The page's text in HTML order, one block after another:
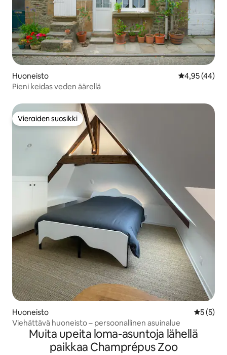
Huoneisto
4,95 (44)
Pieni keidas veden äärellä
Vieraiden suosikki
Vieraiden suosikki
Huoneisto
5 (5)
Viehättävä huoneisto – persoonallinen asuinalue
Muita upeita loma-asuntoja lähellä
paikkaa Champrépus Zoo